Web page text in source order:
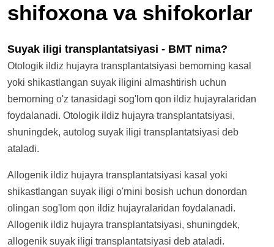
shifoxona va shifokorlar
Suyak iligi transplantatsiyasi - BMT nima?
Otologik ildiz hujayra transplantatsiyasi bemorning kasal
yoki shikastlangan suyak iligini almashtirish uchun
bemorning o'z tanasidagi sog'lom qon ildiz hujayralaridan
foydalanadi. Otologik ildiz hujayra transplantatsiyasi,
shuningdek, autolog suyak iligi transplantatsiyasi deb
ataladi.
Allogenik ildiz hujayra transplantatsiyasi kasal yoki
shikastlangan suyak iligi o'rnini bosish uchun donordan
olingan sog'lom qon ildiz hujayralaridan foydalanadi.
Allogenik ildiz hujayra transplantatsiyasi, shuningdek,
allogenik suyak iligi transplantatsiyasi deb ataladi.